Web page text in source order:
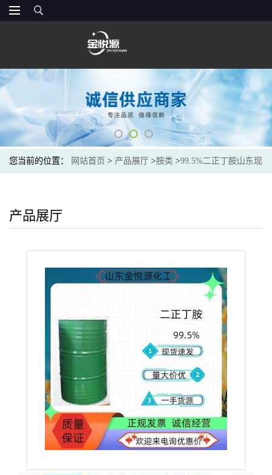
您当前的位置： 网站首页 > 产品展厅 >胺类 >99.5%二正丁胺山东现
产品展厅